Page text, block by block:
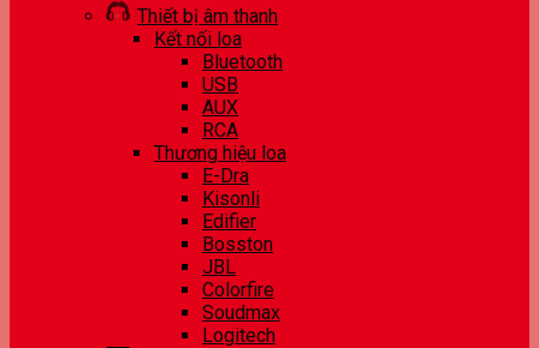
Thiết bị âm thanh
Kết nối loa
Bluetooth
USB
AUX
RCA
Thương hiệu loa
E-Dra
Kisonli
Edifier
Bosston
JBL
Colorfire
Soudmax
Logitech